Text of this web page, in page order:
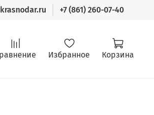
+7 (861) 260-07-40
Избранное Корзина